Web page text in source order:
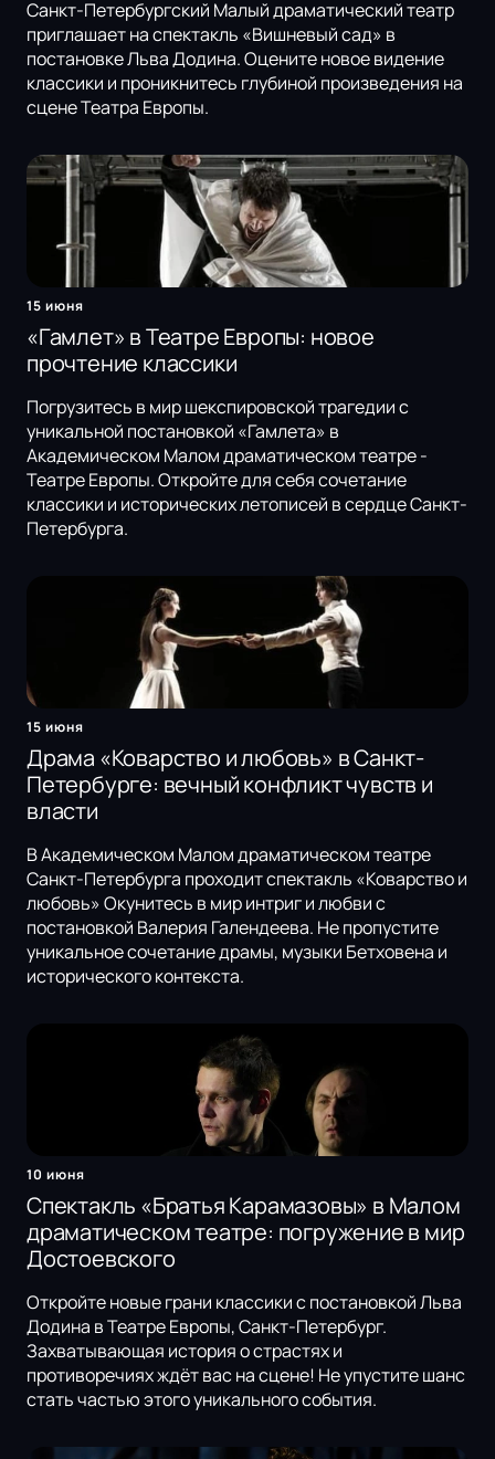
Санкт-Петербургский Малый драматический театр
приглашает на спектакль «Вишневый сад» в
постановке Льва Додина. Оцените новое видение
классики и проникнитесь глубиной произведения на
сцене Театра Европы.
15 июня
«Гамлет» в Театре Европы: новое
прочтение классики
Погрузитесь в мир шекспировской трагедии с
уникальной постановкой «Гамлета» в
Академическом Малом драматическом театре -
Театре Европы. Откройте для себя сочетание
классики и исторических летописей в сердце Санкт-
Петербурга.
15 июня
Драма «Коварство и любовь» в Санкт-
Петербурге: вечный конфликт чувств и
власти
В Академическом Малом драматическом театре
Санкт-Петербурга проходит спектакль «Коварство и
любовь» Окунитесь в мир интриг и любви с
постановкой Валерия Галендеева. Не пропустите
уникальное сочетание драмы, музыки Бетховена и
исторического контекста.
10 июня
Спектакль «Братья Карамазовы» в Малом
драматическом театре: погружение в мир
Достоевского
Откройте новые грани классики с постановкой Льва
Додина в Театре Европы, Санкт-Петербург.
Захватывающая история о страстях и
противоречиях ждёт вас на сцене! Не упустите шанс
стать частью этого уникального события.